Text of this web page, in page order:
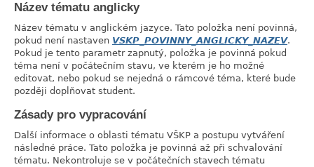
Název tématu anglicky
Název tématu v anglickém jazyce. Tato položka není povinná,
pokud není nastaven VSKP_POVINNY_ANGLICKY_NAZEV.
Pokud je tento parametr zapnutý, položka je povinná pokud
téma není v počátečním stavu, ve kterém je ho možné
editovat, nebo pokud se nejedná o rámcové téma, které bude
později doplňovat student.
Zásady pro vypracování
Další informace o oblasti tématu VŠKP a postupu vytváření
následné práce. Tato položka je povinná až při schvalování
tématu. Nekontroluje se v počátečních stavech tématu